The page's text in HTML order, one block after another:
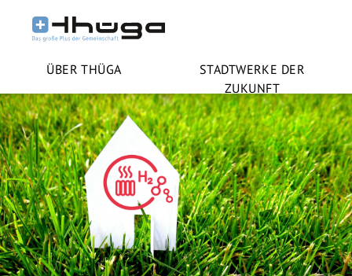
ÜBER THÜGA
STADTWERKE DER
ZUKUNFT